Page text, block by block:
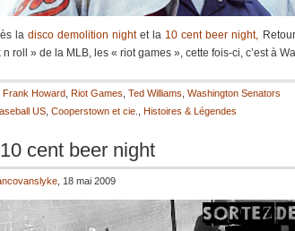
ladisco demolition nightet la 10 cent beer night,
n roll » de la MLB, les « riot games », cette fois-ci, c’est à
Frank Howard Riot Games Ted Williams Washington Senators
US Cooperstown et cie. Histoires & Légendes
cent beer night
, 18 mai 2009